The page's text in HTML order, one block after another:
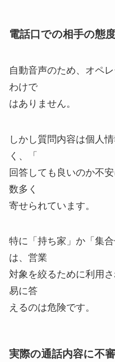
電話口での相手の態
自動音声のため、オペ
わけで
はありません。
しかし質問内容は個人
く、「
回答しても良いのか不
数多く
寄せられています。
特に「持ち家」か「集
は、営業
対象を絞るために利用
易に答
えるのは危険です。
実際の通話内容に不